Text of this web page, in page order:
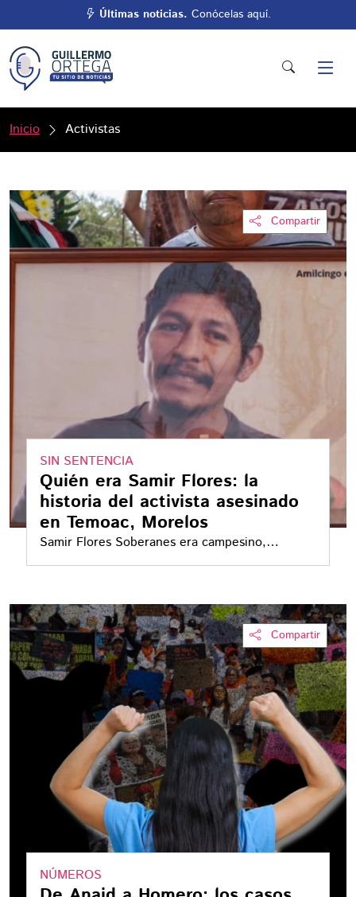
Últimas noticias. Conócelas aquí.
Inicio Activistas
Compartir
SIN SENTENCIA
Quién era Samir Flores: la
historia del activista asesinado
en Temoac, Morelos
Samir Flores Soberanes era campesino,
comunicador comunitario y defensor del
casa en 2019, durante el gobierno estatal de
Cuauhtémoc Blanco; en 2026, el único acusado
que llegó a juicio fue absuelto
Compartir
NÚMEROS